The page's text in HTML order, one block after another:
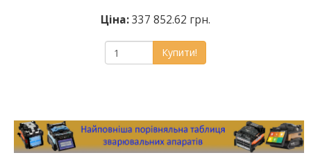
Ціна:337 852.62 грн.
Купити!